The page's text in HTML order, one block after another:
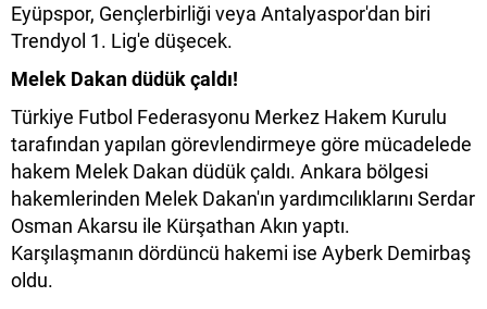
Eyüpspor, Gençlerbirliği veya Antalyaspor'dan biri
Trendyol 1. Lig'e düşecek.
Melek Dakan düdük çaldı!
Türkiye Futbol Federasyonu Merkez Hakem Kurulu
tarafından yapılan görevlendirmeye göre mücadelede
hakem Melek Dakan düdük çaldı. Ankara bölgesi
hakemlerinden Melek Dakan'ın yardımcılıklarını Serdar
Osman Akarsu ile Kürşathan Akın yaptı.
Karşılaşmanın dördüncü hakemi ise Ayberk Demirbaş
oldu.